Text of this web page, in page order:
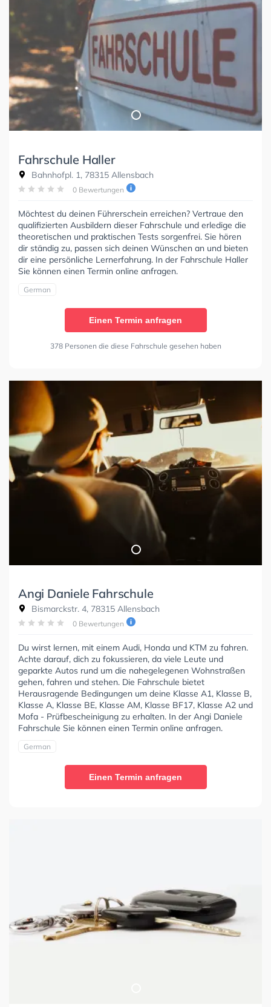
Fahrschule Haller
Bahnhofpl. 1, 78315 Allensbach
0 Bewertungen
Möchtest du deinen Führerschein erreichen? Vertraue den
qualifizierten Ausbildern dieser Fahrschule und erledige die
theoretischen und praktischen Tests sorgenfrei. Sie hören
dir ständig zu, passen sich deinen Wünschen an und bieten
dir eine persönliche Lernerfahrung. In der Fahrschule Haller
Sie können einen Termin online anfragen.
German
Einen Termin anfragen
378 Personen die diese Fahrschule gesehen haben
Angi Daniele Fahrschule
Bismarckstr. 4, 78315 Allensbach
0 Bewertungen
Du wirst lernen, mit einem Audi, Honda und KTM zu fahren.
Achte darauf, dich zu fokussieren, da viele Leute und
geparkte Autos rund um die nahegelegenen Wohnstraßen
gehen, fahren und stehen. Die Fahrschule bietet
Herausragende Bedingungen um deine Klasse A1, Klasse B,
Klasse A, Klasse BE, Klasse AM, Klasse BF17, Klasse A2 und
Mofa - Prüfbescheinigung zu erhalten. In der Angi Daniele
Fahrschule Sie können einen Termin online anfragen.
German
Einen Termin anfragen